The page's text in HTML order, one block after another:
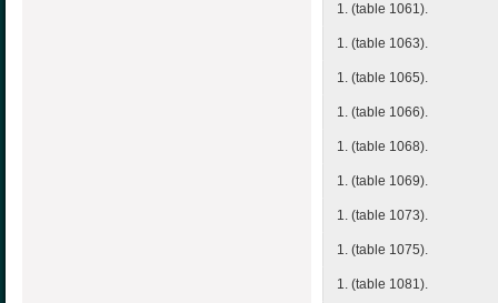
1. (table 1061).
1. (table 1063).
1. (table 1065).
1. (table 1066).
1. (table 1068).
1. (table 1069).
1. (table 1073).
1. (table 1075).
1. (table 1081).